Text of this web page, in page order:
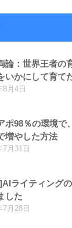
論：世界王者の
いかにして育て
8月4日
ポ98％の環境で
増やした方法
7月31日
ライティング
した
7月28日